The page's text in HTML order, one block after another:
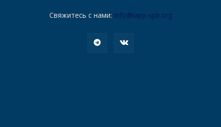
Свяжитесь с нами: info@iapp-spb.org